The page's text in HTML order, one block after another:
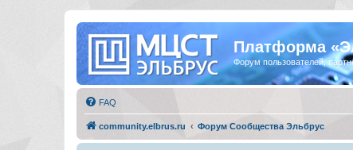
Платформа
Форум пользователей,
FAQ
community.elbrus.ru Форум Сообщества Эльбрус